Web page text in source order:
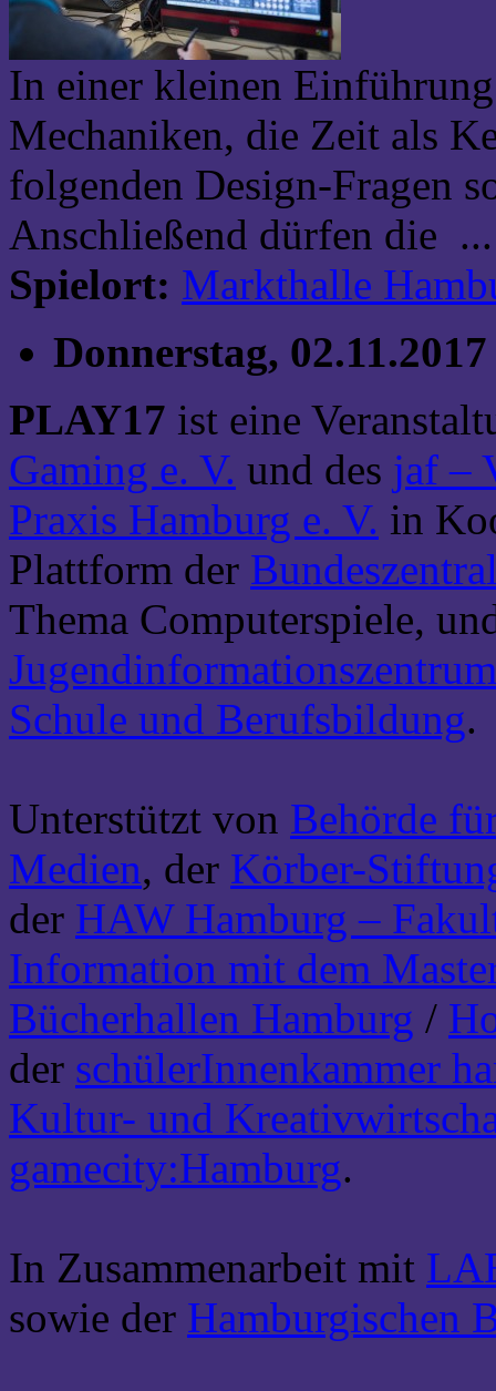
In einer kleinen
Mechaniken, die Zeit als
folgenden Design-Fragen
Anschließend dürfen die ...
Spielort: Markthalle
Donnerstag, 02.11.2017
PLAY17 ist eine
Gaming e. V. und des jaf –
Praxis Hamburg e. V. in
Plattform der
Thema Computerspiele,
Schule und Berufsbildung.
Unterstützt von Behörde
Medien, der Körber-
der HAW Hamburg –
Information mit dem
Bücherhallen Hamburg /
der schülerInnenkammer
Kultur- und
gamecity:Hamburg.
In Zusammenarbeit mit
sowie der Hamburgischen